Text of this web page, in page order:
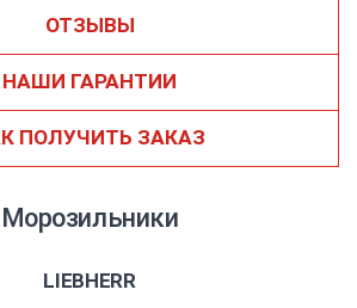
ОТЗЫВЫ
НАШИ ГАРАНТИИ
ПОЛУЧИТЬ ЗАКАЗ
Морозильники
LIEBHERR